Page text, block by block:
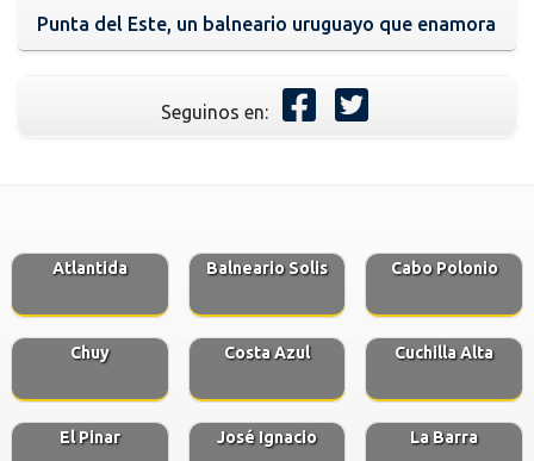
Punta del Este, un balneario uruguayo que enamora
Seguinos en:
Atlantida Balneario Solis Cabo Polonio
Chuy Costa Azul Cuchilla Alta
El Pinar José Ignacio La Barra